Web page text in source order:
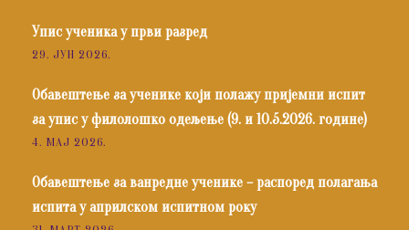
Упис ученика у први разред
29. ЈУН 2026.
Обавештење за ученике који полажу пријемни испит
за упис у филолошко одељење (9. и 10.5.2026. године)
4. МАЈ 2026.
Обавештење за ванредне ученике – распоред полагања
испита у априлском испитном року